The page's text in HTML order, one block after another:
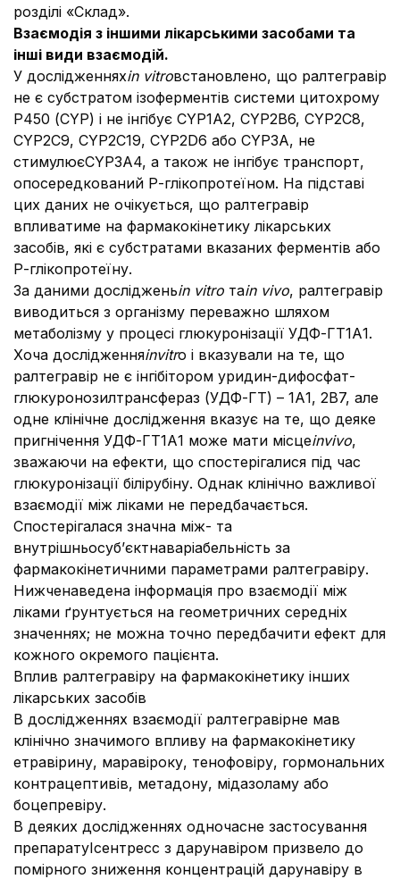
розділі «Склад».
Взаємодія з іншими лікарськими засобами та
інші види взаємодій.
У дослідженняхin vitroвстановлено, що ралтегравір
не є субстратом ізоферментів системи цитохрому
Р450 (CYP) і не інгібує CYP1A2, CYP2B6, CYP2C8,
CYP2C9, CYP2C19, CYP2D6 або CYP3A, не
стимулюєCYP3A4, а також не інгібує транспорт,
опосередкований Р-глікопротеїном. На підставі
цих даних не очікується, що ралтегравір
впливатиме на фармакокінетику лікарських
засобів, які є субстратами вказаних ферментів або
Р-глікопротеїну.
За даними дослідженьіn vіtro таіn vіvo, ралтегравір
виводиться з організму переважно шляхом
метаболізму у процесі глюкуронізації УДФ-ГТ1А1.
Хоча дослідженняinvitro і вказували на те, що
ралтегравір не є інгібітором уридин-дифосфат-
глюкуронозилтрансфераз (УДФ-ГТ) – 1А1, 2В7, але
одне клінічне дослідження вказує на те, що деяке
пригнічення УДФ-ГТ1А1 може мати місцеinvivo,
зважаючи на ефекти, що спостерігалися під час
глюкуронізації білірубіну. Однак клінічно важливої
взаємодії між ліками не передбачається.
Спостерігалася значна між- та
внутрішньосуб’єктнаваріабельність за
фармакокінетичними параметрами ралтегравіру.
Нижченаведена інформація про взаємодії між
ліками ґрунтується на геометричних середніх
значеннях; не можна точно передбачити ефект для
кожного окремого пацієнта.
Вплив ралтегравіру на фармакокінетику інших
лікарських засобів
В дослідженнях взаємодії ралтегравірне мав
клінічно значимого впливу на фармакокінетику
етравірину, маравіроку, тенофовіру, гормональних
контрацептивів, метадону, мідазоламу або
боцепревіру.
В деяких дослідженнях одночасне застосування
препаратуІсентресс з дарунавіром призвело до
помірного зниження концентрацій дарунавіру в